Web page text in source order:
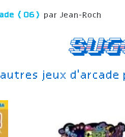
autres jeux
(06) par Jean-Roch